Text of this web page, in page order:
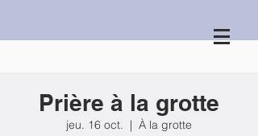
Prière à la grotte
jeu. 16 oct.
  |
À la grotte